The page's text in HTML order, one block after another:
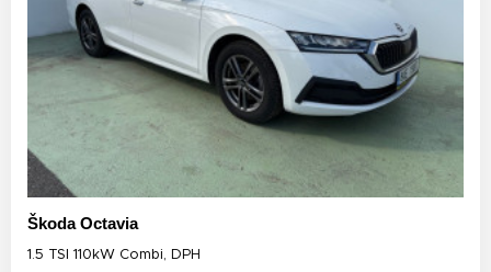
Škoda Octavia
1.5 TSI 110kW Combi, DPH